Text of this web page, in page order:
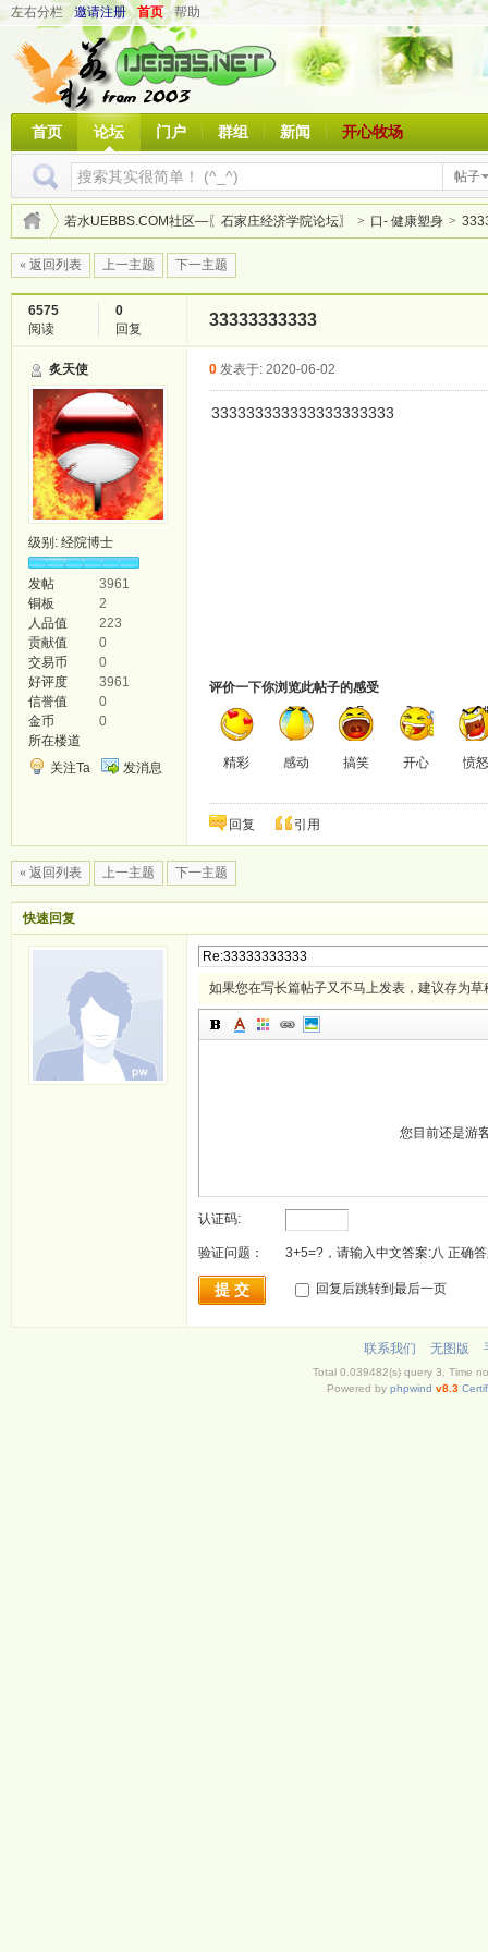
左右分栏 邀请注册 首页 帮助
首页 论坛 门户 群组 新闻 开心牧场
帖子
若水UEBBS.COM社区—〖石家庄经济学院论坛〗 > 口- 健康塑身 >
« 返回列表 上一主题 下一主题
6575
阅读
0
回复
33333333333
炙天使
级别: 经院博士
发帖
3961
铜板
2
人品值
223
贡献值
0
交易币
0
好评度
3961
信誉值
0
金币
0
所在楼道
关注Ta
发消息
0 发表于: 2020-06-02
333333333333333333333
评价一下你浏览此帖子的感受
精彩 感动 搞笑 开心 愤怒
回复 引用
« 返回列表 上一主题 下一主题
快速回复
您目前还是游
如果您在写长篇帖子又不马上发表，建议存为草
认证码:
验证问题： 3+5=?，请输入中文答案:八 正确
提 交 回复后跳转到最后一页
联系我们 无图版
Total 0.039482(s) query 3, Time
Powered by phpwind v8.3